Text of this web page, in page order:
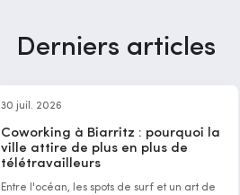
Derniers articles
30 juil. 2026
Coworking à Biarritz : pourquoi la
ville attire de plus en plus de
télétravailleurs
Entre l'océan, les spots de surf et un art de